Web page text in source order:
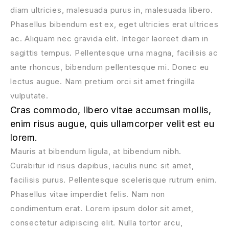
diam ultricies, malesuada purus in, malesuada libero.
Phasellus bibendum est ex, eget ultricies erat ultrices
ac. Aliquam nec gravida elit. Integer laoreet diam in
sagittis tempus. Pellentesque urna magna, facilisis ac
ante rhoncus, bibendum pellentesque mi. Donec eu
lectus augue. Nam pretium orci sit amet fringilla
vulputate.
Cras commodo, libero vitae accumsan mollis,
enim risus augue, quis ullamcorper velit est eu
lorem.
Mauris at bibendum ligula, at bibendum nibh.
Curabitur id risus dapibus, iaculis nunc sit amet,
facilisis purus. Pellentesque scelerisque rutrum enim.
Phasellus vitae imperdiet felis. Nam non
condimentum erat. Lorem ipsum dolor sit amet,
consectetur adipiscing elit. Nulla tortor arcu,